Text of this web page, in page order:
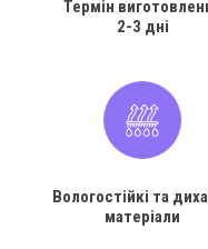
Термін
2-3 дні
Вологостійкі та
матеріали